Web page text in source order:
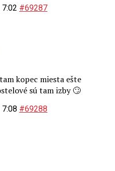
#69287
kopec miesta ešte
sú tam izby 🙄
#69288